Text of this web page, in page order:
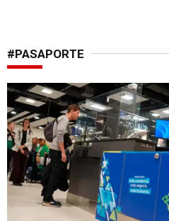
#PASAPORTE
Partidos paralizarán al mundo